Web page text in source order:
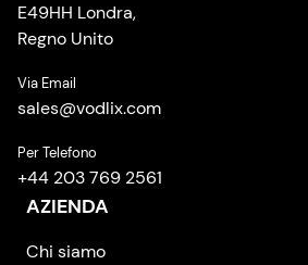
E49HH Londra,
Regno Unito
Via Email
sales@vodlix.com
Per Telefono
+44 203 769 2561
AZIENDA
Chi siamo